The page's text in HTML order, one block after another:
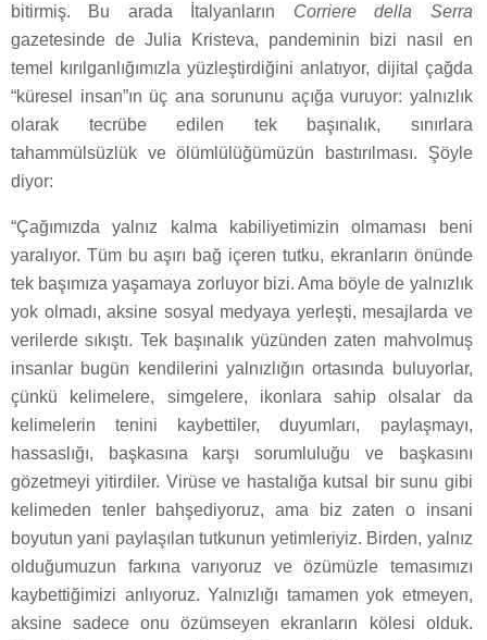
bitirmiş. Bu arada İtalyanların Corriere della Serra
gazetesinde de Julia Kristeva, pandeminin bizi nasıl en
temel kırılganlığımızla yüzleştirdiğini anlatıyor, dijital çağda
“küresel insan”ın üç ana sorununu açığa vuruyor: yalnızlık
olarak tecrübe edilen tek başınalık, sınırlara
tahammülsüzlük ve ölümlülüğümüzün bastırılması. Şöyle
diyor:
“Çağımızda yalnız kalma kabiliyetimizin olmaması beni
yaralıyor. Tüm bu aşırı bağ içeren tutku, ekranların önünde
tek başımıza yaşamaya zorluyor bizi. Ama böyle de yalnızlık
yok olmadı, aksine sosyal medyaya yerleşti, mesajlarda ve
verilerde sıkıştı. Tek başınalık yüzünden zaten mahvolmuş
insanlar bugün kendilerini yalnızlığın ortasında buluyorlar,
çünkü kelimelere, simgelere, ikonlara sahip olsalar da
kelimelerin tenini kaybettiler, duyumları, paylaşmayı,
hassaslığı, başkasına karşı sorumluluğu ve başkasını
gözetmeyi yitirdiler. Virüse ve hastalığa kutsal bir sunu gibi
kelimeden tenler bahşediyoruz, ama biz zaten o insani
boyutun yani paylaşılan tutkunun yetimleriyiz. Birden, yalnız
olduğumuzun farkına varıyoruz ve özümüzle temasımızı
kaybettiğimizi anlıyoruz. Yalnızlığı tamamen yok etmeyen,
aksine sadece onu özümseyen ekranların kölesi olduk.